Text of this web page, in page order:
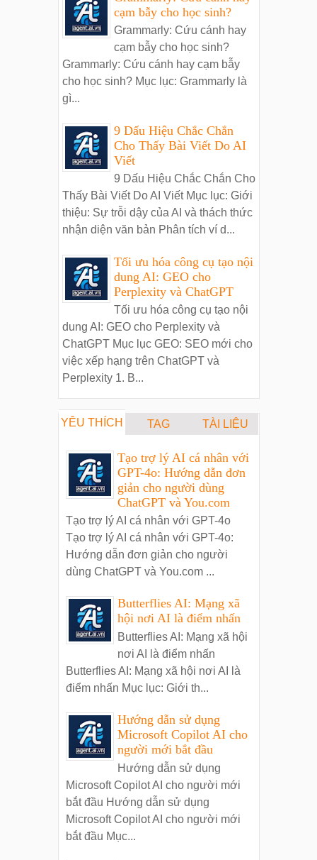
cạm bẫy cho học sinh?
Grammarly: Cứu cánh hay
cạm bẫy cho học sinh?
Grammarly: Cứu cánh hay cạm bẫy
cho học sinh? Mục lục: Grammarly là
gì...
9 Dấu Hiệu Chắc Chắn
Cho Thấy Bài Viết Do AI
Viết
9 Dấu Hiệu Chắc Chắn Cho
Thấy Bài Viết Do AI Viết Mục lục: Giới
thiệu: Sự trỗi dậy của AI và thách thức
nhận diện văn bản Phân tích ví d...
Tối ưu hóa công cụ tạo nội
dung AI: GEO cho
Perplexity và ChatGPT
Tối ưu hóa công cụ tạo nội
dung AI: GEO cho Perplexity và
ChatGPT Mục lục GEO: SEO mới cho
việc xếp hạng trên ChatGPT và
Perplexity 1. B...
YÊU THÍCH TAG TÀI LIỆU
Tạo trợ lý AI cá nhân với
GPT-4o: Hướng dẫn đơn
giản cho người dùng
ChatGPT và You.com
Tạo trợ lý AI cá nhân với GPT-4o
Tạo trợ lý AI cá nhân với GPT-4o:
Hướng dẫn đơn giản cho người
dùng ChatGPT và You.com ...
Butterflies AI: Mạng xã
hội nơi AI là điểm nhấn
Butterflies AI: Mạng xã hội
nơi AI là điểm nhấn
Butterflies AI: Mạng xã hội nơi AI là
điểm nhấn Mục lục: Giới th...
Hướng dẫn sử dụng
Microsoft Copilot AI cho
người mới bắt đầu
Hướng dẫn sử dụng
Microsoft Copilot AI cho người mới
bắt đầu Hướng dẫn sử dụng
Microsoft Copilot AI cho người mới
bắt đầu Mục...